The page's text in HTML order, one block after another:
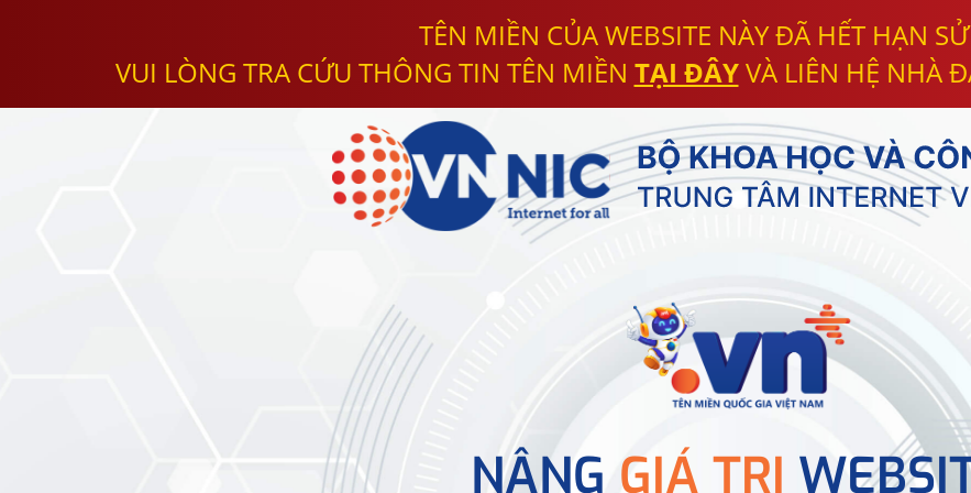
TÊN MIỀN CỦA WEBSITE NÀY ĐÃ HẾT HẠN
VUI LÒNG TRA CỨU THÔNG TIN TÊN MIỀN TẠI ĐÂYVÀ LIÊN HỆ NHÀ
NÂNG GIÁ TRỊ